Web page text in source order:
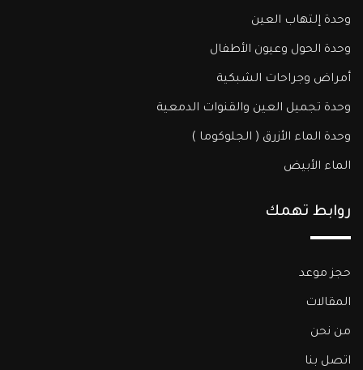
وحدة إلتهاب العين
وحدة الحول وعيون الأطفال
أمراض وجراحات الشبكية
وحدة تجميل العين والقنوات الدمعية
وحدة الماء الأزرق ( الجلوكوما )​
الماء الأبيض
روابط تهمك
حجز موعد
المقالات
من نحن
اتصل بنا